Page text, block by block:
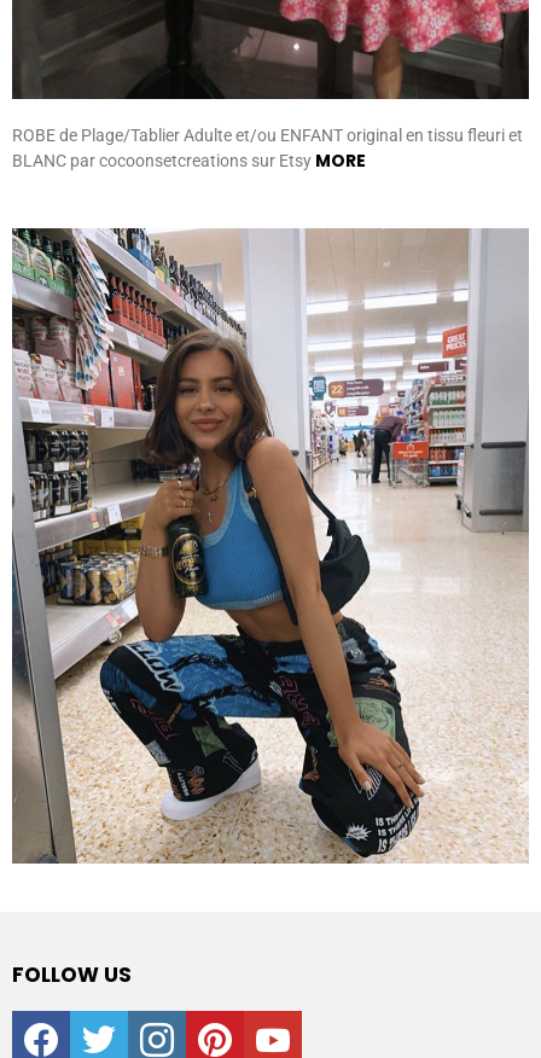
ROBE de Plage/Tablier Adulte et/ou ENFANT original en tissu fleuri et
BLANC par cocoonsetcreations sur Etsy MORE
FOLLOW US
facebooktwitter instagrampinterestyoutube